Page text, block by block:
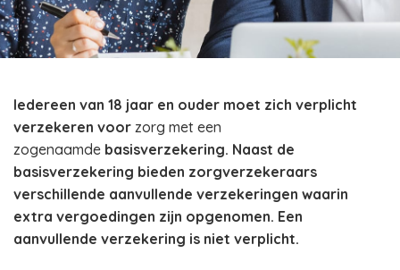
Iedereen van 18 jaar en ouder moet zich verplicht
verzekeren voor zorg met een
zogenaamde basisverzekering. Naast de
basisverzekering bieden zorgverzekeraars
verschillende aanvullende verzekeringen waarin
extra vergoedingen zijn opgenomen. Een
aanvullende verzekering is niet verplicht.